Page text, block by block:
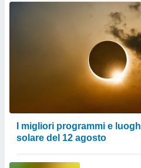
I migliori programmi e
solare del 12 agosto